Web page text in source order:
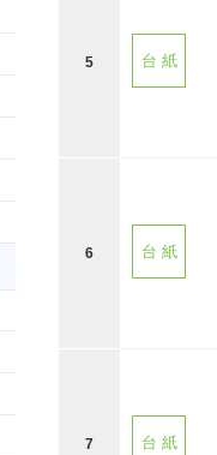
5 台 紙
6 台 紙
7 台 紙